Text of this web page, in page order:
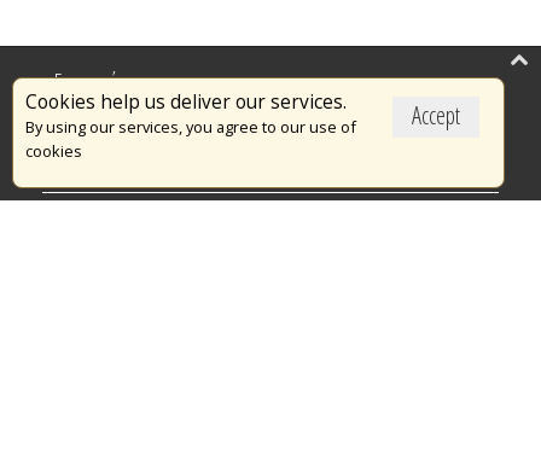
Accept
Cookies help us deliver our services.
By using our services, you agree to our use of
cookies
Επικαιρότητα
Το Πυροσβεστικό Σώμα